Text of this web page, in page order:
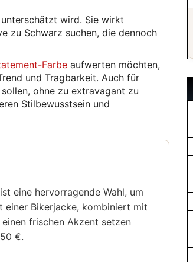
wird. Sie wirkt
zu Schwarz suchen, die dennoch
Farbe aufwerten möchten,
und Tragbarkeit. Auch für
ohne zu extravagant zu
Stilbewusstsein und
eine hervorragende Wahl, um
einer Bikerjacke, kombiniert mit
frischen Akzent setzen
€.